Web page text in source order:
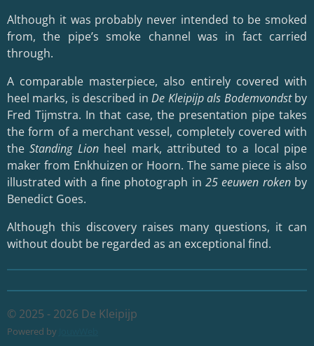
Although it was probably never intended to be smoked
from, the pipe’s smoke channel was in fact carried
through.
A comparable masterpiece, also entirely covered with
heel marks, is described inDe Kleipijp als Bodemvondstby
Fred Tijmstra. In that case, the presentation pipe takes
the form of a merchant vessel, completely covered with
theStanding Lionheel mark, attributed to a local pipe
maker from Enkhuizen or Hoorn. The same piece is also
illustrated with a fine photograph in 25 eeuwen rokenby
Benedict Goes.
Although this discovery raises many questions, it can
without doubt be regarded as an exceptional find.
© 2025 - 2026 De Kleipijp
Powered by